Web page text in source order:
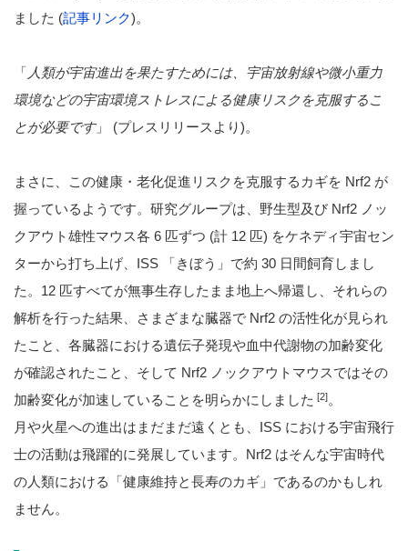
ました (記事リンク)。
「 人類が宇宙進出を果たすためには、宇宙放射線や微小重力
環境などの宇宙環境ストレスによる健康リスクを克服するこ
とが必要です」 (プレスリリースより)。
まさに、この健康・老化促進リスクを克服するカギを Nrf2 が
握っているようです。研究グループは、野生型及び Nrf2 ノッ
クアウト雄性マウス各 6 匹ずつ (計 12 匹) をケネディ宇宙セン
ターから打ち上げ、ISS 「きぼう」で約 30 日間飼育しまし
た。12 匹すべてが無事生存したまま地上へ帰還し、それらの
解析を行った結果、さまざまな臓器で Nrf2 の活性化が見られ
たこと、各臓器における遺伝子発現や血中代謝物の加齢変化
が確認されたこと、そして Nrf2 ノックアウトマウスではその
加齢変化が加速していることを明らかにしました [2]。
月や火星への進出はまだまだ遠くとも、ISS における宇宙飛行
士の活動は飛躍的に発展しています。Nrf2 はそんな宇宙時代
の人類における「健康維持と長寿のカギ」であるのかもしれ
ません。